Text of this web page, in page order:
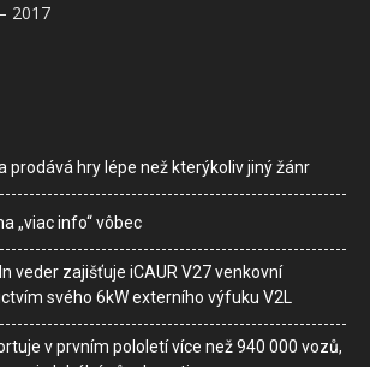
2017
prodává hry lépe než kterýkoliv jiný žánr
„viac info“ vôbec
veder zajišťuje iCAUR V27 venkovní
svého 6kW externího výfuku V2L
v prvním pololetí více než 940 000 vozů,